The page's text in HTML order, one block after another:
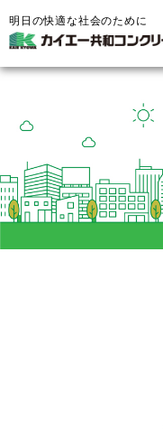
明日の快適な社会のために